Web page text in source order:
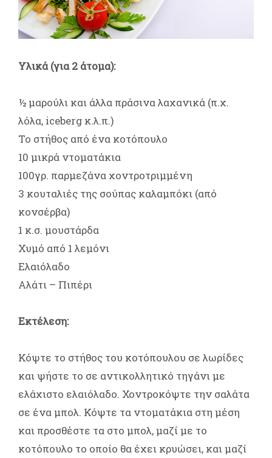
Υλικά (για 2 άτομα):
½ μαρούλι και άλλα πράσινα λαχανικά (π.χ.
λόλα, iceberg κ.λ.π.)
Το στήθος από ένα κοτόπουλο
10 μικρά ντοματάκια
100γρ. παρμεζάνα χοντροτριμμένη
3 κουταλιές της σούπας καλαμπόκι (από
κονσέρβα)
1 κ.σ. μουστάρδα
Χυμό από 1 λεμόνι
Ελαιόλαδο
Αλάτι – Πιπέρι
Εκτέλεση:
Κόψτε το στήθος του κοτόπουλου σε λωρίδες
και ψήστε το σε αντικολλητικό τηγάνι με
ελάχιστο ελαιόλαδο. Χοντροκόψτε την σαλάτα
σε ένα μπολ. Κόψτε τα ντοματάκια στη μέση
και προσθέστε τα στο μπολ, μαζί με το
κοτόπουλο το οποίο θα έχει κρυώσει, και μαζί